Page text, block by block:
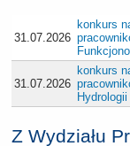
31.07.2026
konkurs
31.07.2026
konkurs
Z Wydziału